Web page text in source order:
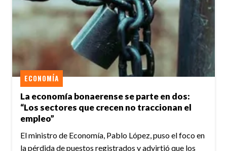
La economía bonaerense se parte en dos:
“Los sectores que crecen no traccionan el
empleo”
ECONOMÍA
El ministro de Economía, Pablo López, puso el foco en
la pérdida de puestos registrados y advirtió que los